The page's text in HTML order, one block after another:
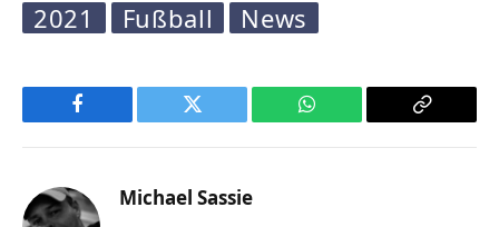
2021 Fußball News
Facebook Twitter WhatsApp
Copy
Michael Sassie